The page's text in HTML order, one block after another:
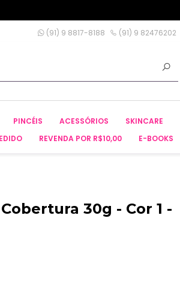
(91) 9 8817-8188 (91) 9 82476202
PINCÉIS ACESSÓRIOS SKINCARE
REVENDA POR R$10,00 E-BOOKS
30g - Cor 1 -